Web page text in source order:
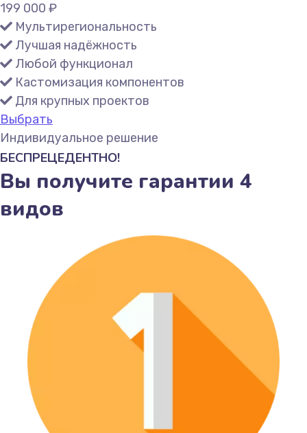
199 000 ₽
Мультирегиональность
Лучшая надёжность
Любой функционал
Кастомизация компонентов
Для крупных проектов
Выбрать
Индивидуальное решение
БЕСПРЕЦЕДЕНТНО!
Вы получите гарантии 4
видов